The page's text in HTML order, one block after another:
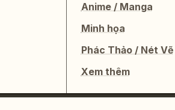
Anime / Manga
Minh họa
Phác Thảo / Nét Vẽ
Xem thêm